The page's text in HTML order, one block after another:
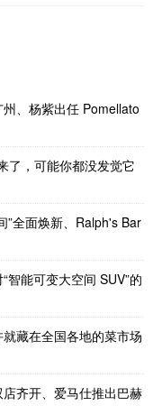
、杨紫出任 Pomellato
了，可能你都没发觉它
”全面焕新、Ralph's Bar
智能可变大空间 SUV”的
藏在全国各地的菜市场
齐开、爱马仕推出巴赫